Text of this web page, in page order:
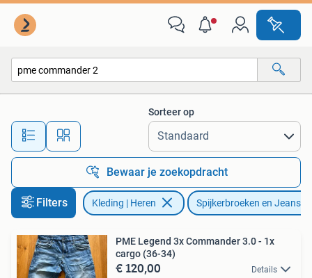
Alle afstanden…
Sorteer op
Bewaar je zoekopdracht
Filters Kleding | Heren Spijkerbroeken en Jeans
PME Legend 3x Commander 3.0 - 1x
cargo (36-34)
€ 120,00 Details